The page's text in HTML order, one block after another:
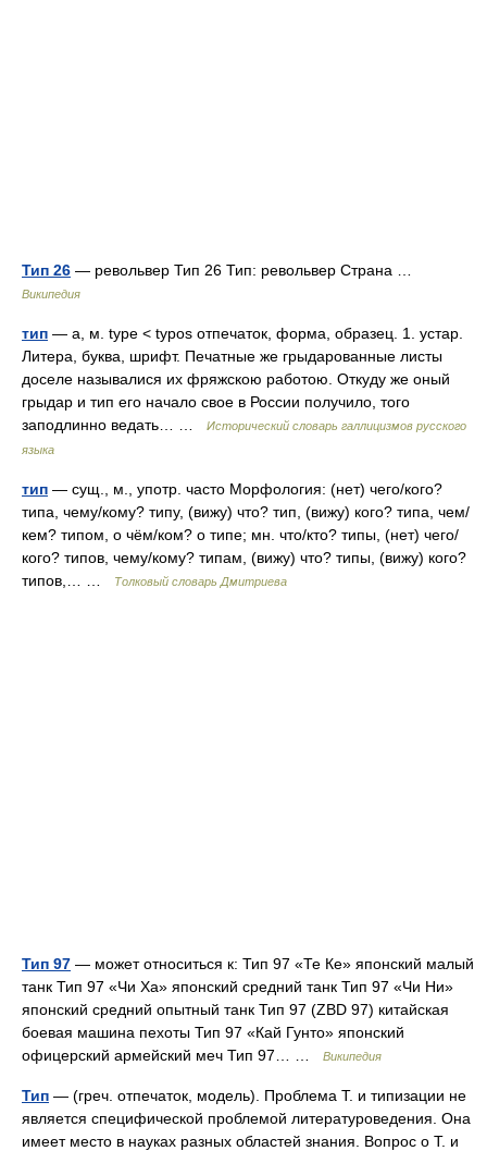
Тип 26 — револьвер Тип 26 Тип: револьвер Страна …
Википедия
тип — а, м. type < typos отпечаток, форма, образец. 1. устар.
Литера, буква, шрифт. Печатные же грыдарованные листы
доселе называлися их фряжскою работою. Откуду же оный
грыдар и тип его начало свое в России получило, того
заподлинно ведать… …
Исторический словарь галлицизмов русского
языка
тип — сущ., м., употр. часто Морфология: (нет) чего/кого?
типа, чему/кому? типу, (вижу) что? тип, (вижу) кого? типа, чем/
кем? типом, о чём/ком? о типе; мн. что/кто? типы, (нет) чего/
кого? типов, чему/кому? типам, (вижу) что? типы, (вижу) кого?
типов,… …
Толковый словарь Дмитриева
Тип 97 — может относиться к: Тип 97 «Те Ке» японский малый
танк Тип 97 «Чи Ха» японский средний танк Тип 97 «Чи Ни»
японский средний опытный танк Тип 97 (ZBD 97) китайская
боевая машина пехоты Тип 97 «Кай Гунто» японский
офицерский армейский меч Тип 97… …
Википедия
Тип — (греч. отпечаток, модель). Проблема Т. и типизации не
является специфической проблемой литературоведения. Она
имеет место в науках разных областей знания. Вопрос о Т. и